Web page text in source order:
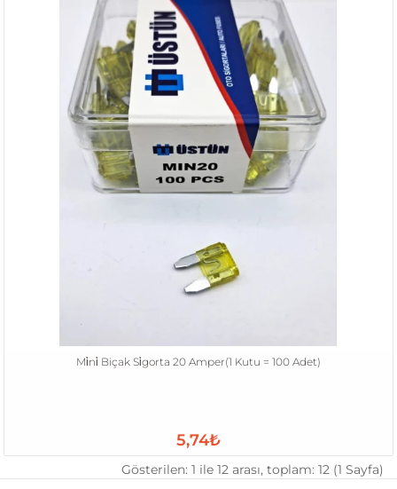
Mi̇ni̇ Biçak Si̇gorta 20 Amper(1 Kutu = 100 Adet)
5,74₺
Gösterilen: 1 ile 12 arası, toplam: 12 (1 Sayfa)